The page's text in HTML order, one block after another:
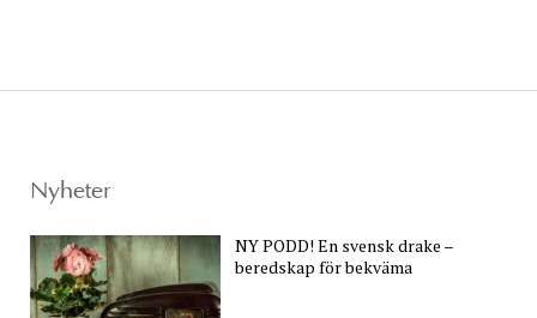
Nyheter
NY PODD! En svensk drake –
beredskap för bekväma